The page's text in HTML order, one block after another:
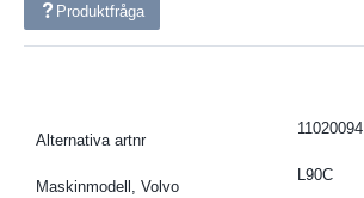
Produktfråga
Alternativa artnr
11020094
Maskinmodell, Volvo
L90C